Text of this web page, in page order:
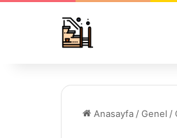
Anasayfa /Genel /